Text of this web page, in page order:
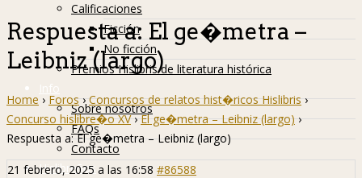
Calificaciones
Ficción
No ficción
Premios Hislibris de literatura histórica
Info
Sobre nosotros
FAQs
Contacto
Hislibreños
Respuesta a: El ge�metra –
Leibniz (largo)
Home › Foros › Concursos de relatos hist�ricos Hislibris ›
Concurso hislibre�o XV › El ge�metra – Leibniz (largo) ›
Respuesta a: El ge�metra – Leibniz (largo)
21 febrero, 2025 a las 16:58 #86588